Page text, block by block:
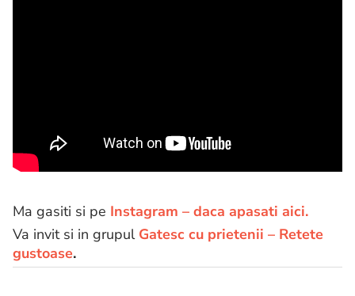
Ma gasiti si pe Instagram – daca apasati aici.
Va invit si in grupul Gatesc cu prietenii – Retete
gustoase.